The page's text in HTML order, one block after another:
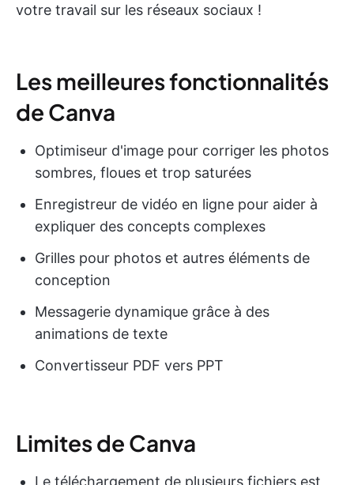
votre travail sur les réseaux sociaux !
Les meilleures fonctionnalités
de Canva
Optimiseur d'image pour corriger les photos
sombres, floues et trop saturées
Enregistreur de vidéo en ligne pour aider à
expliquer des concepts complexes
Grilles pour photos et autres éléments de
conception
Messagerie dynamique grâce à des
animations de texte
Convertisseur PDF vers PPT
Limites de Canva
Le téléchargement de plusieurs fichiers est